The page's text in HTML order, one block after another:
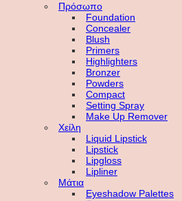
Πρόσωπο
Foundation
Concealer
Blush
Primers
Highlighters
Bronzer
Powders
Compact
Setting Spray
Make Up Remover
Χείλη
Liquid Lipstick
Lipstick
Lipgloss
Lipliner
Μάτια
Eyeshadow Palettes